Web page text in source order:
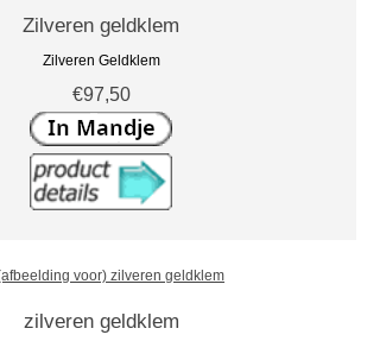
Zilveren geldklem
Zilveren Geldklem
€97,50
zilveren geldklem